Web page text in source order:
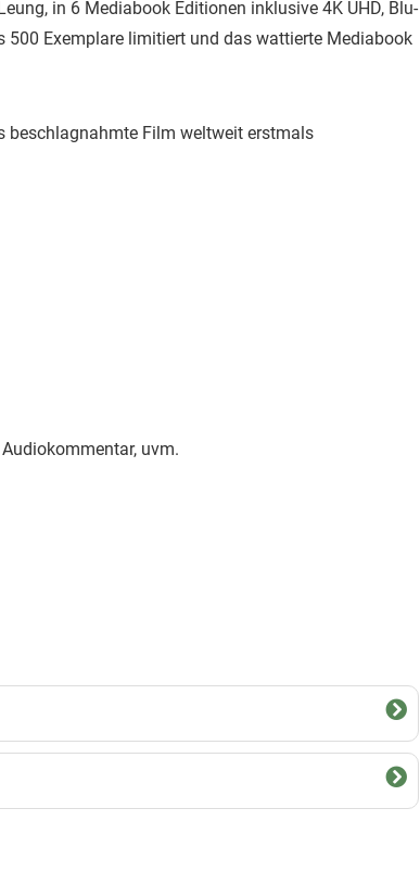
in 6 Mediabook Editionen inklusive 4K UHD, Blu-
500 Exemplare limitiert und das wattierte Mediabook
beschlagnahmte Film weltweit erstmals
uvm.